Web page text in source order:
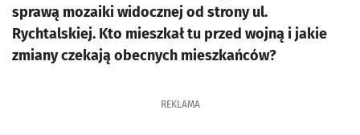
sprawą mozaiki widocznej od strony ul.
Rychtalskiej. Kto mieszkał tu przed wojną i jakie
zmiany czekają obecnych mieszkańców?
REKLAMA